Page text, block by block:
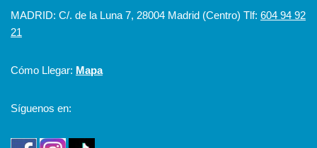
MADRID: C/. de la Luna 7, 28004 Madrid (Centro) Tlf: 604 94 92
21
Cómo Llegar: Mapa
Síguenos en: